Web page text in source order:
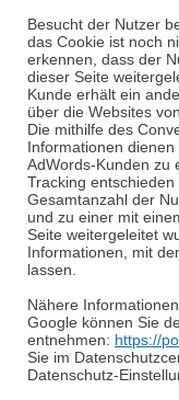
Besucht der Nutzer
das Cookie ist noch
erkennen, dass der
dieser Seite
Kunde erhält ein
über die Websites
Die mithilfe des
Informationen dienen
AdWords-Kunden zu
Tracking
Gesamtanzahl der
und zu einer mit
Seite weitergeleitet
Informationen, mit
lassen.
Nähere
Google können Sie
entnehmen: https://
Sie im
Datenschutz-